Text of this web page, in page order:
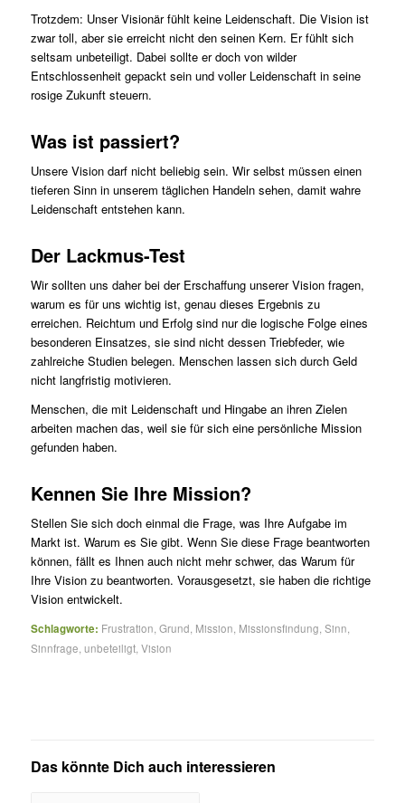
Trotzdem: Unser Visionär fühlt keine Leidenschaft. Die Vision ist
zwar toll, aber sie erreicht nicht den seinen Kern. Er fühlt sich
seltsam unbeteiligt. Dabei sollte er doch von wilder
Entschlossenheit gepackt sein und voller Leidenschaft in seine
rosige Zukunft steuern.
Was ist passiert?
Unsere Vision darf nicht beliebig sein. Wir selbst müssen einen
tieferen Sinn in unserem täglichen Handeln sehen, damit wahre
Leidenschaft entstehen kann.
Der Lackmus-Test
Wir sollten uns daher bei der Erschaffung unserer Vision fragen,
warum es für uns wichtig ist, genau dieses Ergebnis zu
erreichen. Reichtum und Erfolg sind nur die logische Folge eines
besonderen Einsatzes, sie sind nicht dessen Triebfeder, wie
zahlreiche Studien belegen. Menschen lassen sich durch Geld
nicht langfristig motivieren.
Menschen, die mit Leidenschaft und Hingabe an ihren Zielen
arbeiten machen das, weil sie für sich eine persönliche Mission
gefunden haben.
Kennen Sie Ihre Mission?
Stellen Sie sich doch einmal die Frage, was Ihre Aufgabe im
Markt ist. Warum es Sie gibt. Wenn Sie diese Frage beantworten
können, fällt es Ihnen auch nicht mehr schwer, das Warum für
Ihre Vision zu beantworten. Vorausgesetzt, sie haben die richtige
Vision entwickelt.
Schlagworte: Frustration,Grund, Mission, Missionsfindung,Sinn,
Sinnfrage,unbeteiligt,Vision
Das könnte Dich auch interessieren